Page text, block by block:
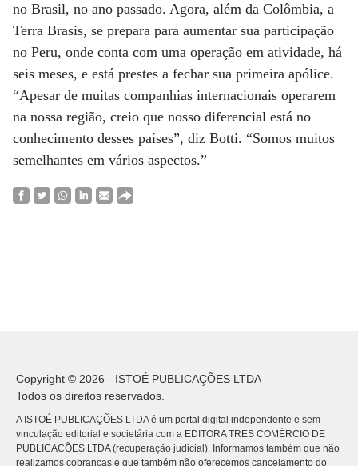
no Brasil, no ano passado. Agora, além da Colômbia, a
Terra Brasis, se prepara para aumentar sua participação
no Peru, onde conta com uma operação em atividade, há
seis meses, e está prestes a fechar sua primeira apólice.
“Apesar de muitas companhias internacionais operarem
na nossa região, creio que nosso diferencial está no
conhecimento desses países”, diz Botti. “Somos muitos
semelhantes em vários aspectos.”
Copyright © 2026 - ISTOÉ PUBLICAÇÕES LTDA
Todos os direitos reservados.
A ISTOÉ PUBLICAÇÕES LTDA é um portal digital independente e sem
vinculação editorial e societária com a EDITORA TRES COMÉRCIO DE
PUBLICACÕES LTDA (recuperação judicial). Informamos também que não
realizamos cobranças e que também não oferecemos cancelamento do